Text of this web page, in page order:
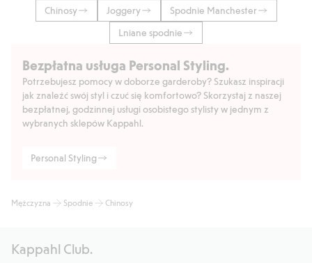
Chinosy Joggery
Spodnie Manchester
Lniane spodnie
Bezpłatna usługa Personal Styling.
Potrzebujesz pomocy w doborze garderoby? Szukasz inspiracji
jak znaleźć swój styl i czuć się komfortowo? Skorzystaj z naszej
bezpłatnej, godzinnej usługi osobistego stylisty w jednym z
wybranych sklepów Kappahl.
Personal Styling
Mężczyzna Spodnie Chinosy
Kappahl Club.